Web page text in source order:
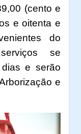
(cento e
e oitenta e
do
se
e serão
e